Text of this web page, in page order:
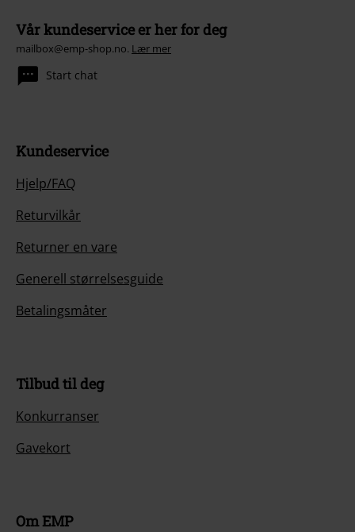
Vår kundeservice er her for deg
mailbox@emp-shop.no. Lær mer
Start chat
Kundeservice
Hjelp/FAQ
Returvilkår
Returner en vare
Generell størrelsesguide
Betalingsmåter
Tilbud til deg
Konkurranser
Gavekort
Om EMP